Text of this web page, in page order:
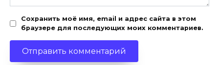
Сохранить моё имя, email и адрес сайта в этом
браузере для последующих моих комментариев.